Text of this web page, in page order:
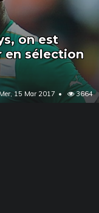
on est
en sélection
Mer, 15 Mar 2017 3664